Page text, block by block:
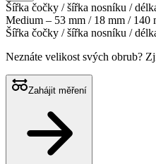
Šířka čočky / šířka nosníku /
Medium – 53 mm / 18 mm / 140
Šířka čočky / šířka nosníku /
Neznáte velikost svých obrub?
Zahájit měření